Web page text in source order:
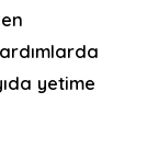
yetime